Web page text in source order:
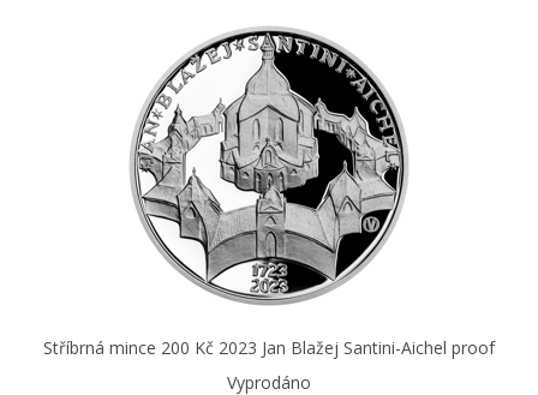
Stříbrná mince 200 Kč 2023 Jan Blažej Santini-Aichel proof
Vyprodáno